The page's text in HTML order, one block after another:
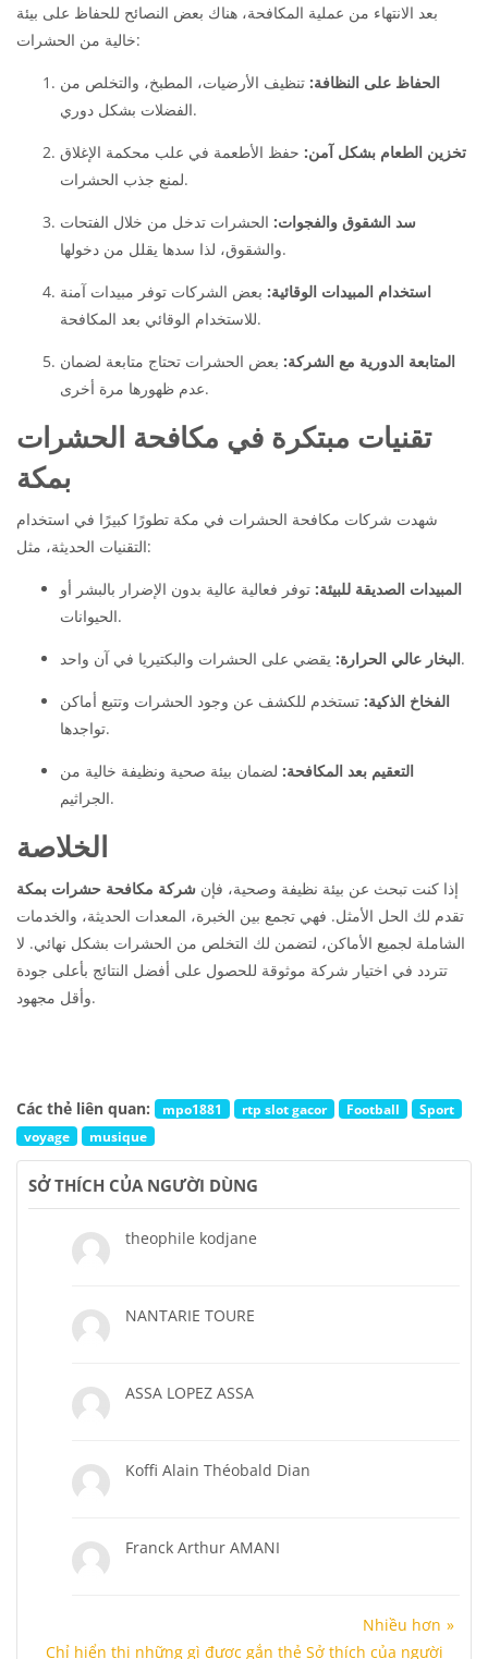
بعد الانتهاء من عملية المكافحة، هناك بعض النصائح للحفاظ على بيئة
خالية من الحشرات:
الحفاظ على النظافة: تنظيف الأرضيات، المطبخ، والتخلص من
الفضلات بشكل دوري.
تخزين الطعام بشكل آمن: حفظ الأطعمة في علب محكمة الإغلاق
لمنع جذب الحشرات.
سد الشقوق والفجوات: الحشرات تدخل من خلال الفتحات
والشقوق، لذا سدها يقلل من دخولها.
استخدام المبيدات الوقائية: بعض الشركات توفر مبيدات آمنة
للاستخدام الوقائي بعد المكافحة.
المتابعة الدورية مع الشركة: بعض الحشرات تحتاج متابعة لضمان
عدم ظهورها مرة أخرى.
تقنيات مبتكرة في مكافحة الحشرات
بمكة
شهدت شركات مكافحة الحشرات في مكة تطورًا كبيرًا في استخدام
التقنيات الحديثة، مثل:
المبيدات الصديقة للبيئة: توفر فعالية عالية بدون الإضرار بالبشر أو
الحيوانات.
البخار عالي الحرارة:يقضي على الحشرات والبكتيريا في آن واحد.
الفخاخ الذكية: تستخدم للكشف عن وجود الحشرات وتتبع أماكن
تواجدها.
التعقيم بعد المكافحة: لضمان بيئة صحية ونظيفة خالية من
الجراثيم.
الخلاصة
إذا كنت تبحث عن بيئة نظيفة وصحية، فإن شركة مكافحة حشرات بمكة
تقدم لك الحل الأمثل. فهي تجمع بين الخبرة، المعدات الحديثة، والخدمات
الشاملة لجميع الأماكن، لتضمن لك التخلص من الحشرات بشكل نهائي. لا
تتردد في اختيار شركة موثوقة للحصول على أفضل النتائج بأعلى جودة
وأقل مجهود.
Các thẻ liên quan: mpo1881 rtp slot gacor Football
Sport
voyage
musique
SỞ THÍCH CỦA NGƯỜI DÙNG
theophile kodjane
NANTARIE TOURE
ASSA LOPEZ ASSA
Koffi Alain Théobald Dian
Franck Arthur AMANI
Nhiều hơn
Chỉ hiển thị những gì được gắn thẻ Sở thích của người